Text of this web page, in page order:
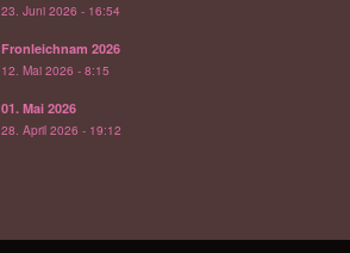
23. Juni 2026 - 16:54
Fronleichnam 2026
12. Mai 2026 - 8:15
01. Mai 2026
28. April 2026 - 19:12